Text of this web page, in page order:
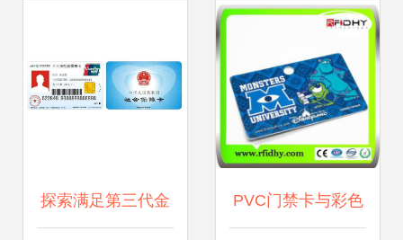
格局，取代支付宝
APP?
探索满足第三代金 PVC门禁卡与彩色